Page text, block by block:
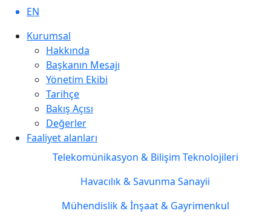
etkinleştirmek için cihazınıza
yerleştirilen dosyalar olan
çerezler kullanılabilir.
Çerezleri kullanmamıza izin
verirseniz web sitemizde
nasıl gezindiğinizi daha iyi
anlayabilmek ve katılımınızı
değerlendirebilmek, dil
seçiminiz gibi özelleştirilmiş
hatırlamak amacıyla çerezler
tarafından toplanan bilgileri
EN
Kurumsal
Hakkında
Başkanın Mesajı
Yönetim Ekibi
Tarihçe
Bakış Açısı
Değerler
Faaliyet alanları
Telekomünikasyon & Bilişim Teknolojileri
Havacılık & Savunma Sanayii
Mühendislik & İnşaat & Gayrimenkul